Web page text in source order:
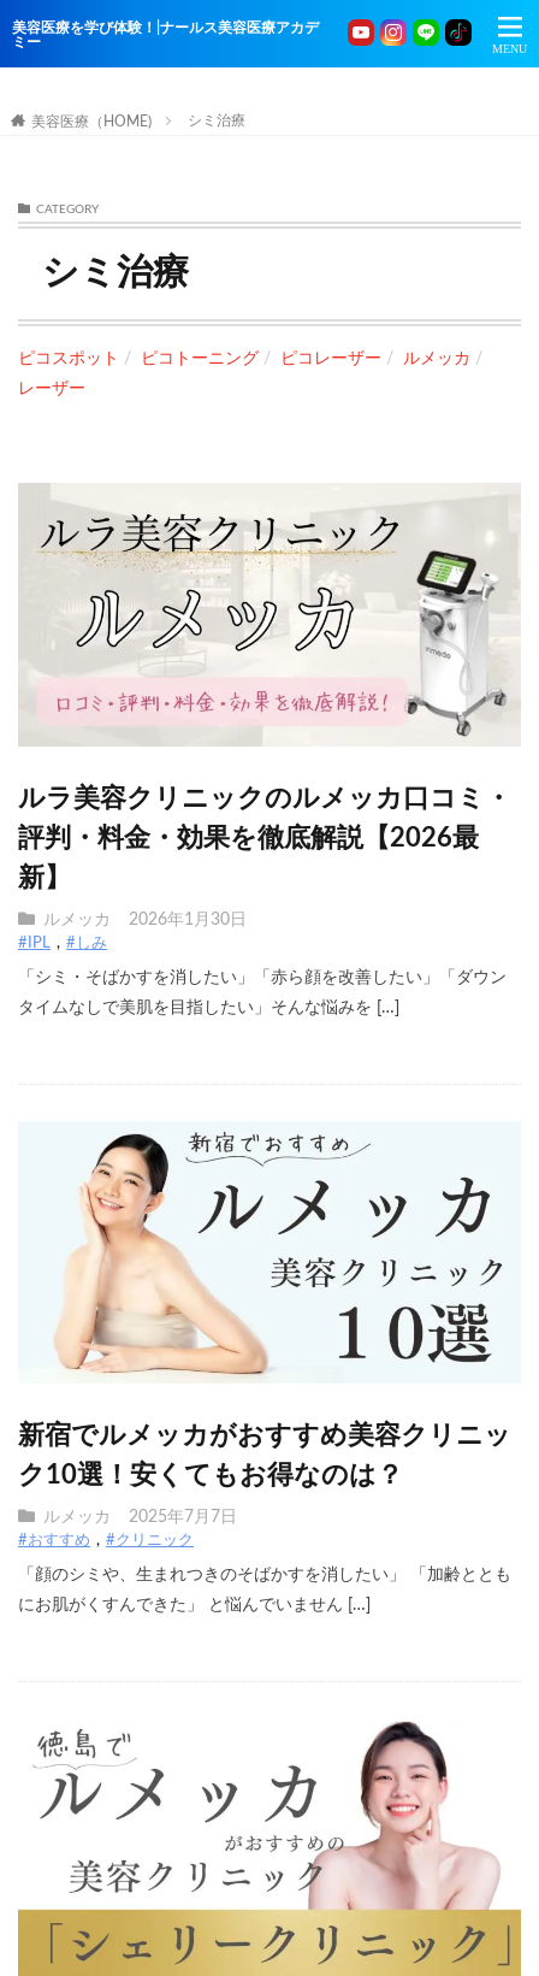
美容医療を学び体験！|ナールス美容医療アカデ
ミー
美容医療（HOME) シミ治療
CATEGORY
シミ治療
ピコスポット ピコトーニング ピコレーザー
ルメッカ
レーザー
ルラ美容クリニックのルメッカ口コミ・
評判・料金・効果を徹底解説【2026最
新】
ルメッカ 2026年1月30日
#IPL #しみ
「シミ・そばかすを消したい」「赤ら顔を改善したい」「ダウン
タイムなしで美肌を目指したい」そんな悩みを […]
新宿でルメッカがおすすめ美容クリニッ
ク10選！安くてもお得なのは？
ルメッカ 2025年7月7日
#おすすめ #クリニック
「顔のシミや、生まれつきのそばかすを消したい」 「加齢ととも
にお肌がくすんできた」 と悩んでいません […]